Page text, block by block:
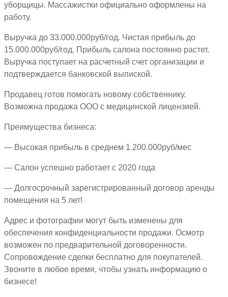
уборщицы. Массажистки официально оформлены на
работу.
Выручка до 33.000.000руб/год. Чистая прибыль до
15.000.000руб/год. Прибыль салона постоянно растет.
Выручка поступает на расчетный счет организации и
подтверждается банковской выпиской.
Продавец готов помогать новому собственнику.
Возможна продажа ООО с медицинской лицензией.
Преимущества бизнеса:
— Высокая прибыль в среднем 1.200.000руб/мес
— Салон успешно работает с 2020 года
— Долгосрочный зарегистрированный договор аренды
помещения на 5 лет!
Адрес и фотографии могут быть изменены для
обеспечения конфиденциальности продажи. Осмотр
возможен по предварительной договоренности.
Сопровождение сделки бесплатно для покупателей.
Звоните в любое время, чтобы узнать информацию о
бизнесе!